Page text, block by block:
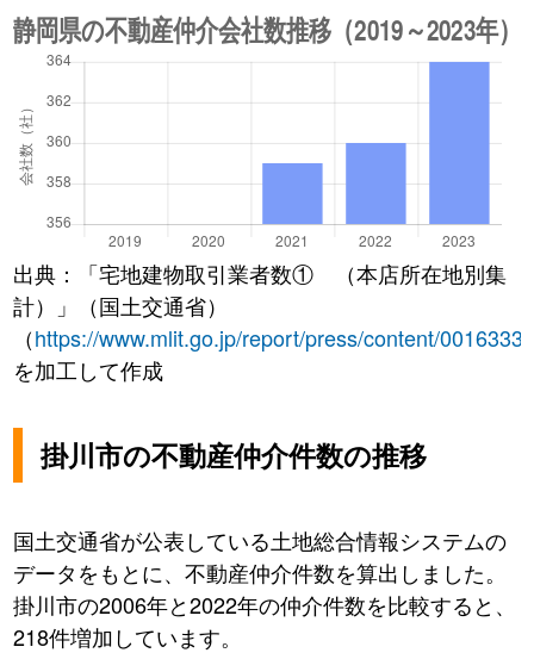
出典：「宅地建物取引業者数① （本店所在地別集
計）」（国土交通省）
（https://www.mlit.go.jp/report/press/content/
を加工して作成
掛川市の不動産仲介件数の推移
国土交通省が公表している土地総合情報システムの
データをもとに、不動産仲介件数を算出しました。
掛川市の2006年と2022年の仲介件数を比較すると、
218件増加しています。